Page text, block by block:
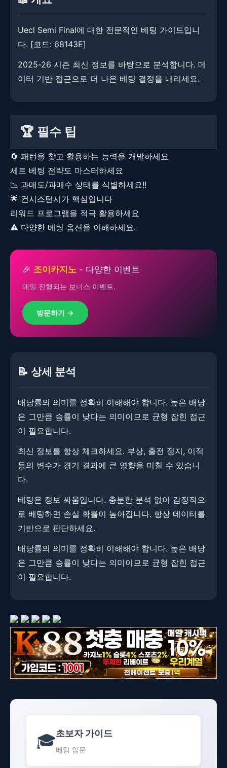
Uecl Semi Final에 대한 전문적인 베팅 가이드입니
다. ​[코드: 68143E]
2025-26 시즌 최신 정보를 바탕으로 분석합니다. ​데
이터 기반 접근으로 더 나은 베팅 결정을 내리세요.
🏆 필수 팁
🔄 패턴을 찾고 활용하는 능력을 개발하세요
세트 베팅 전략도 마스터하세요
📉 과매도/과매수 상태를 식별하세요!!
🌟 컨시스턴시가 핵심입니다
리워드 프로그램을 적극 활용하세요
⚠️ 다양한 베팅 옵션을 이해하세요.
🎉 조이카지노 - 다양한 이벤트
매일 진행되는 보너스 이벤트.
방문하기 →
📝 상세 분석
배당률의 의미를 정확히 이해해야 합니다. 높은 배당
은 그만큼 승률이 낮다는 의미이므로 균형 잡힌 접근
이 필요합니다.
최신 정보를 항상 체크하세요. ​​부상, 출전 정지, 이적
등의 변수가 경기 결과에 큰 영향을 미칠 수 있습니
다.
베팅은 정보 싸움입니다. ​충분한 분석 없이 감정적으
로 베팅하면 손실 확률이 높아집니다. 항상 데이터를
기반으로 판단하세요.
배당률의 의미를 정확히 이해해야 합니다. 높은 배당
은 그만큼 승률이 낮다는 의미이므로 균형 잡힌 접근
이 필요합니다.
🎓초보자 가이드
베팅 입문